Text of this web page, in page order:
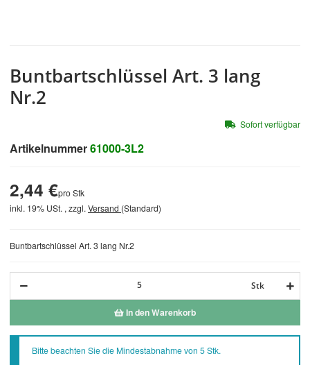
Buntbartschlüssel Art. 3 lang
Nr.2
Artikelnummer61000-3L2
Buntbartschlüssel Art. 3 lang Nr.2
2,44 €pro Stk
inkl. 19% USt. , zzgl. Versand (Standard)
Stk
In den Warenkorb
xBitte beachten Sie die Mindestabnahme von 5 Stk.
Sofort verfügbar